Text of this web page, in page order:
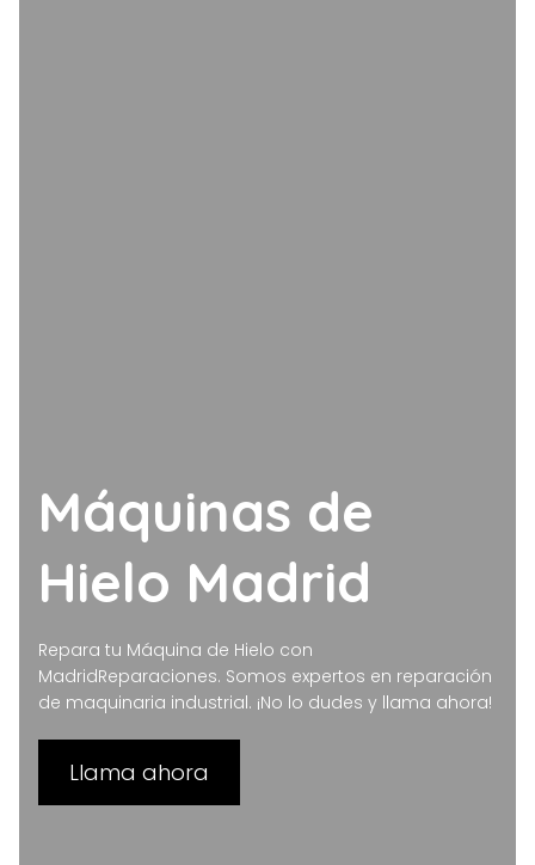
Máquinas de
Hielo Madrid
Repara tu Máquina de Hielo con
MadridReparaciones. Somos expertos en reparación
de maquinaria industrial. ¡No lo dudes y llama ahora!
Llama ahora